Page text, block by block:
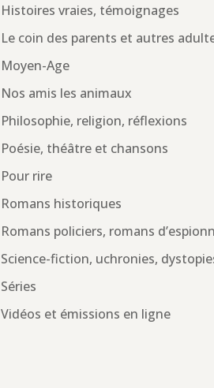
Histoires vraies, témoignages
Le coin des parents et autres
Moyen-Age
Nos amis les animaux
Philosophie, religion, réflexions
Poésie, théâtre et chansons
Pour rire
Romans historiques
Romans policiers, romans
Science-fiction, uchronies,
Séries
Vidéos et émissions en ligne